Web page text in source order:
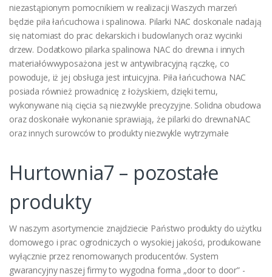
niezastąpionym pomocnikiem w realizacji Waszych marzeń
będzie piła łańcuchowa i spalinowa. Pilarki NAC doskonale nadają
się natomiast do prac dekarskich i budowlanych oraz wycinki
drzew. Dodatkowo pilarka spalinowa NAC do drewna i innych
materiałówwyposażona jest w antywibracyjną rączkę, co
powoduje, iż jej obsługa jest intuicyjna. Piła łańcuchowa NAC
posiada również prowadnicę z łożyskiem, dzięki temu,
wykonywane nią cięcia są niezwykle precyzyjne. Solidna obudowa
oraz doskonałe wykonanie sprawiają, że pilarki do drewnaNAC
oraz innych surowców to produkty niezwykle wytrzymałe
Hurtownia7 – pozostałe
produkty
W naszym asortymencie znajdziecie Państwo produkty do użytku
domowego i prac ogrodniczych o wysokiej jakości, produkowane
wyłącznie przez renomowanych producentów. System
gwarancyjny naszej firmy to wygodna forma „door to door” -